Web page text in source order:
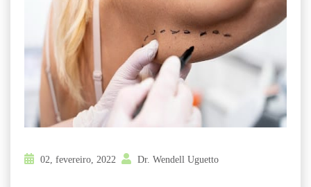
02, fevereiro, 2022 Dr. Wendell Uguetto